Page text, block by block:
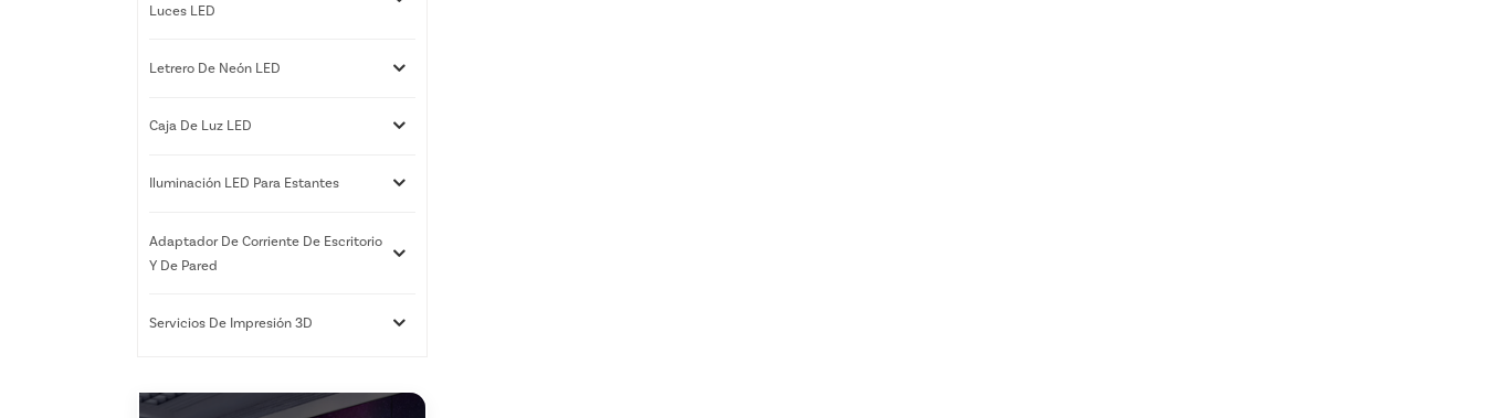
Luces LED
Letrero De Neón LED
Caja De Luz LED
Iluminación LED Para Estantes
Adaptador De Corriente De Escritorio
Y De Pared
Servicios De Impresión 3D